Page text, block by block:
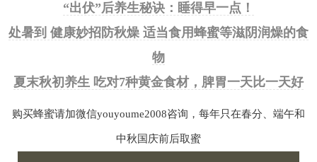
“出伏”后养生秘诀：睡得早一点！
处暑到 健康妙招防秋燥 适当食用蜂蜜等滋阴润燥的食
物
夏末秋初养生 吃对7种黄金食材，脾胃一天比一天好
购买蜂蜜请加微信youyoume2008咨询，每年只在春分、端午和
中秋国庆前后取蜜